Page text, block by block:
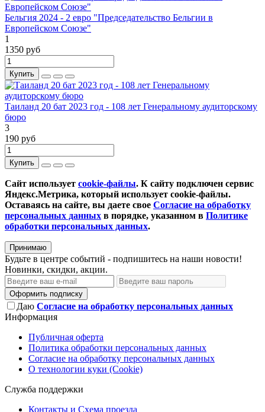
Бельгия 2024 - 2 евро "Председательство Бельгии в
Европейском Союзе"
1
1350 руб
Купить
Таиланд 20 бат 2023 год - 108 лет Генеральному аудиторскому
бюро
3
190 руб
Купить
Сайт использует cookie-файлы. К cайту подключен сервис
Яндекс.Метрика, который использует cookie-файлы.
Оставаясь на сайте, вы даете свое Согласие на обработку
персональных данных в порядке, указанном в Политике
обработки персональных данных.
Принимаю
Будьте в центре событий - подпишитесь на наши новости!
Новинки, скидки, акции.
Оформить подписку
Даю Согласие на обработку персональных данных
Информация
Публичная оферта
Политика обработки персональных данных
Согласие на обработку персональных данных
О технологии куки (Cookie)
Служба поддержки
Контакты и Схема проезда